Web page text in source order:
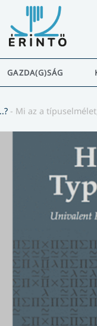
GAZDA(G)SÁG
- Mi az a